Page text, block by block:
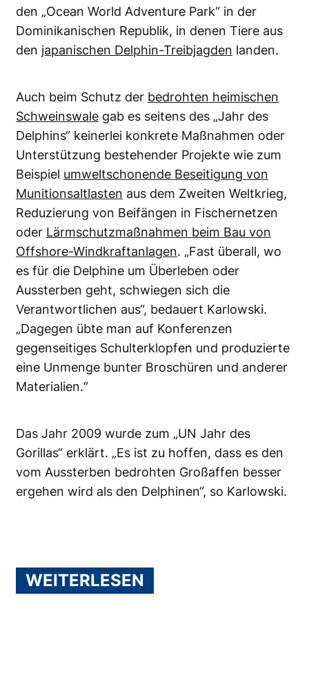
den „Ocean World Adventure Park“ in der
Dominikanischen Republik, in denen Tiere aus
den japanischen Delphin-Treibjagden landen.
Auch beim Schutz der bedrohten heimischen
Schweinswale gab es seitens des „Jahr des
Delphins“ keinerlei konkrete Maßnahmen oder
Unterstützung bestehender Projekte wie zum
Beispiel umweltschonende Beseitigung von
Munitionsaltlasten aus dem Zweiten Weltkrieg,
Reduzierung von Beifängen in Fischernetzen
oder Lärmschutzmaßnahmen beim Bau von
Offshore-Windkraftanlagen. „Fast überall, wo
es für die Delphine um Überleben oder
Aussterben geht, schwiegen sich die
Verantwortlichen aus“, bedauert Karlowski.
„Dagegen übte man auf Konferenzen
gegenseitiges Schulterklopfen und produzierte
eine Unmenge bunter Broschüren und anderer
Materialien.“
Das Jahr 2009 wurde zum „UN Jahr des
Gorillas“ erklärt. „Es ist zu hoffen, dass es den
vom Aussterben bedrohten Großaffen besser
ergehen wird als den Delphinen“, so Karlowski.
WEITERLESEN